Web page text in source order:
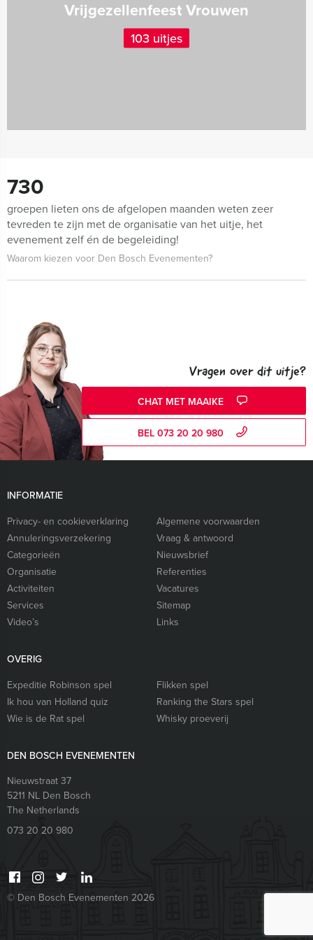
Vrijgezellenfeest Vrouwen
103 uitjes
730
groepen lieten ons de afgelopen maanden weten zeer
tevreden te zijn met de organisatie van het uitje, het
evenement zelf én de begeleiding!
Waarom kiezen voor Den Bosch Evenementen?
Vragen over dit uitje?
CHAT MET MAAIKE
BEL 073 20 20 980
INFORMATIE
Privacy- en cookieverklaring
Algemene voorwaarden
Annuleringsverzekering
Vraag & antwoord
Categorieën
Nieuwsbrief
Organisatie
Referenties
Activiteiten
Vacatures
Services
Sitemap
Video’s
Links
OVERIG
Expeditie Robinson spel
Flikken spel
Ik hou van Holland quiz
Ranking the Stars spel
Wie is de Rat spel
Whisky proeverij
DEN BOSCH EVENEMENTEN
Nieuwstraat 37
5211 NL Den Bosch
The Netherlands
073 20 20 980
© Den Bosch Evenementen 2026